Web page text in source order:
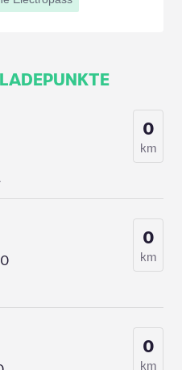
0
km
0
km
0
km